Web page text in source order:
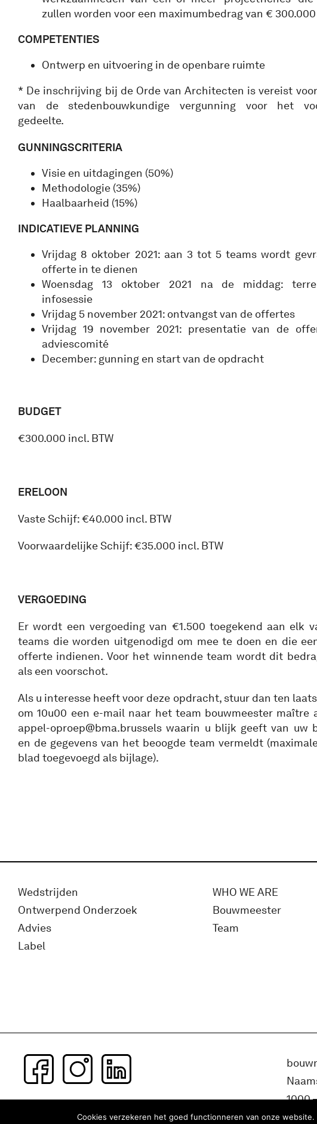
zullen worden voor een maximumbedrag van €
COMPETENTIES
Ontwerp en uitvoering in de openbare ruimte
* De inschrijving bij de Orde van Architecten is vereist
van de stedenbouwkundige vergunning voor het
gedeelte.
GUNNINGSCRITERIA
Visie en uitdagingen (50%)
Methodologie (35%)
Haalbaarheid (15%)
INDICATIEVE PLANNING
Vrijdag 8 oktober 2021: aan 3 tot 5 teams wordt
offerte in te dienen
Woensdag 13 oktober 2021 na de middag:
infosessie
Vrijdag 5 november 2021: ontvangst van de offertes
Vrijdag 19 november 2021: presentatie van de
adviescomité
December: gunning en start van de opdracht
BUDGET
€300.000 incl. BTW
ERELOON
Vaste Schijf: €40.000 incl. BTW
Voorwaardelijke Schijf: €35.000 incl. BTW
VERGOEDING
Er wordt een vergoeding van €1.500 toegekend aan elk
teams die worden uitgenodigd om mee te doen en die
offerte indienen. Voor het winnende team wordt dit
als een voorschot.
Als u interesse heeft voor deze opdracht, stuur dan ten
om 10u00 een e-mail naar het team bouwmeester maître
appel-oproep@bma.brussels waarin u blijk geeft van uw
en de gegevens van het beoogde team vermeldt
blad toegevoegd als bijlage).
Wedstrijden
Ontwerpend Onderzoek
Advies
Label
WHO WE ARE
Bouwmeester
Team
Subscribe to our newsletter
1000
België
Cookies verzekeren het goed functionneren van onze